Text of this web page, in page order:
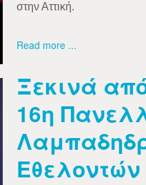
στην Αττική.
Read more ...
Ξεκινά
16η